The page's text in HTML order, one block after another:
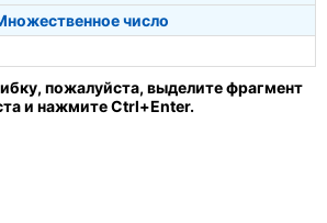
число
пожалуйста, выделите фрагмент
и нажмите Ctrl+Enter.